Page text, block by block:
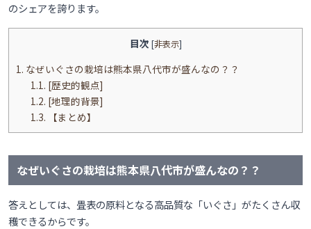
のシェアを誇ります。
目次 [非表示]
1. なぜいぐさの栽培は熊本県八代市が盛んなの？？
1.1. [歴史的観点]
1.2. [地理的背景]
1.3. 【まとめ】
なぜいぐさの栽培は熊本県八代市が盛んなの？？
答えとしては、畳表の原料となる高品質な 「いぐさ」がたくさん収
穫できるからです。